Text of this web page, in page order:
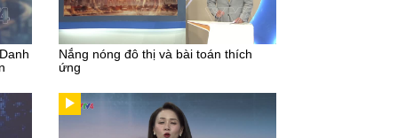
Nắng nóng đô thị và bài toán thích
ứng